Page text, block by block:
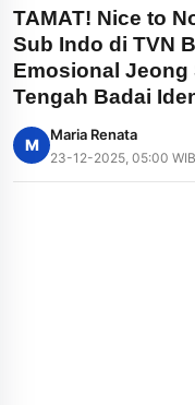
dan Cinta Sejati
TAMAT! Nice to
Sub Indo di TVN
Emosional Jeong
Tengah Badai
M
Maria Renata
23-12-2025, 05:00 WIB